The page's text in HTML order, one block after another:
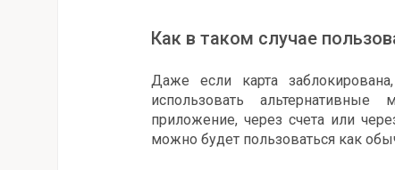
Как в таком случае
Даже если карта
использовать
приложение, через счета или
можно будет пользоваться как